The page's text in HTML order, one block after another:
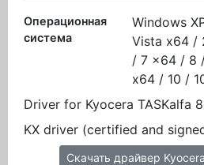
Операционная
система
Windows
Vista x64 /
/ 7 x64 / 8
x64 / 10 /
Driver for Kyocera TASKalfa
KX driver (certified and
Скачать драйвер